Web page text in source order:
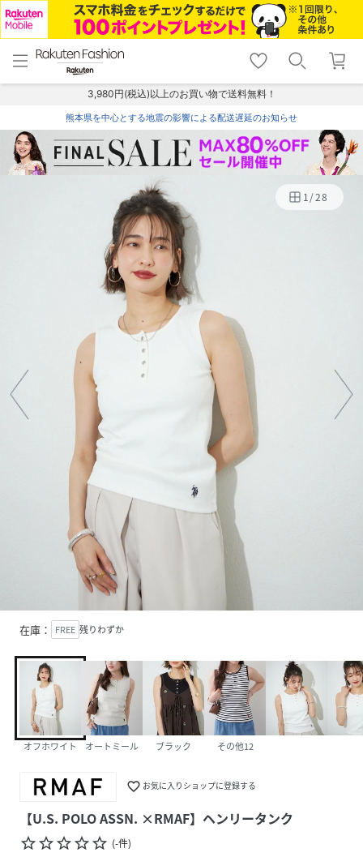
menu home
トップ
shopping_cart lock_outline
ログイン
3,980円(税込)以上のお買い物で送料無料！
熊本県を中心とする地震の影響による配送遅延のお知らせ
1/28
在庫： FREE 残りわずか
オフホワイト オートミール ブラック その他12
favorite_border お気に入りショップに登録する
【U.S. POLO ASSN. ×RMAF】ヘンリータンク
star_borderstar_borderstar_borderstar_borderstar_border (-件)